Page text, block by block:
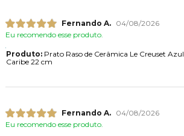
Fernando A.
04/08/2026
Eu recomendo esse produto.
Produto:Prato Raso de Cerâmica Le Creuset Azul
Caribe 22 cm
Fernando A.
04/08/2026
Eu recomendo esse produto.